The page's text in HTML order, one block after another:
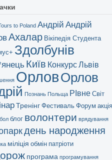
to Poland Андрій Андрій
Ахалар Вікіпедія Студента
Здолбунів
Київ КонкурсЛьвів
ОрловОрлов
Познань Польща РІвне Світ
Тренінг Фестиваль Форум акція
блог волонтери врядування
день народження
міліція обмін патріоти
програма програмування